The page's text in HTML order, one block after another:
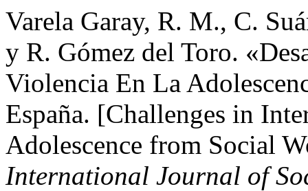
Varela Garay, R. M., C.
y R. Gómez del Toro.
Violencia En La
España. [Challenges in
Adolescence from Social
International Journal of